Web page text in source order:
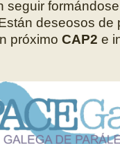
seguir
deseosos de
próximoCAP2e